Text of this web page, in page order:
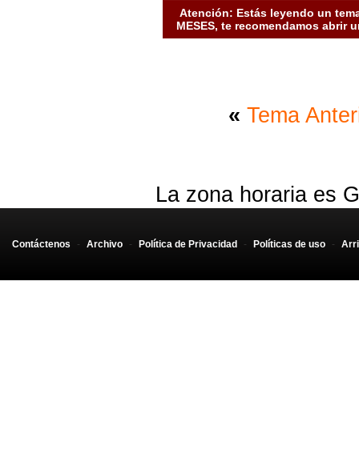
Atención: Estás leyendo un
MESES, te recomendamos abrir
« Tema
La zona horaria es
Contáctenos - Archivo - Política de Privacidad - Políticas de uso -